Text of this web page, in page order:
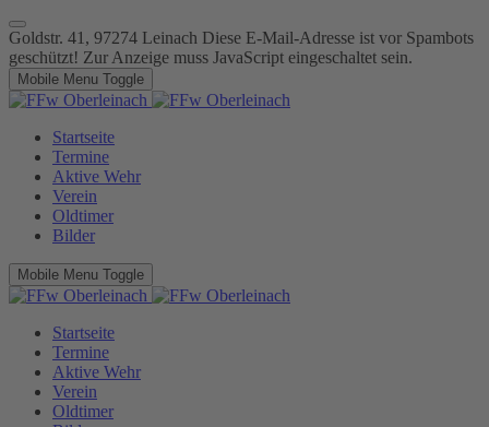
Goldstr. 41, 97274 Leinach Diese E-Mail-Adresse ist vor Spambots
geschützt! Zur Anzeige muss JavaScript eingeschaltet sein.
Mobile Menu Toggle
Startseite
Termine
Aktive Wehr
Verein
Oldtimer
Bilder
Mobile Menu Toggle
Startseite
Termine
Aktive Wehr
Verein
Oldtimer